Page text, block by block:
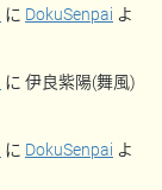
に DokuSenpai よ
に 伊良紫陽(舞風)
に DokuSenpai よ